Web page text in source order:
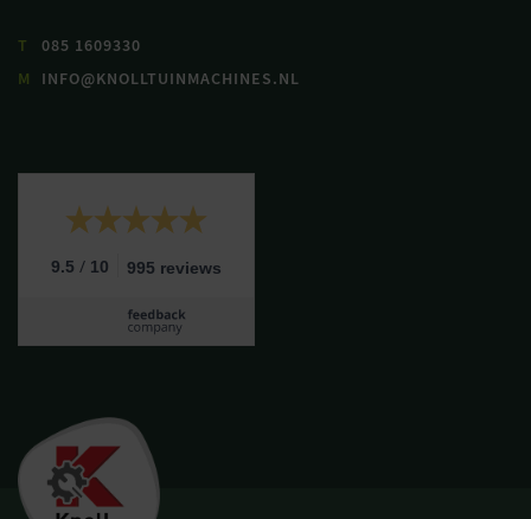
T
085 1609330
M
INFO@KNOLLTUINMACHINES.NL
9.5 / 10 995 reviews